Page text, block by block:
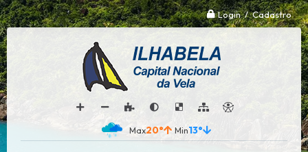
Login / Cadastro
20° 13°